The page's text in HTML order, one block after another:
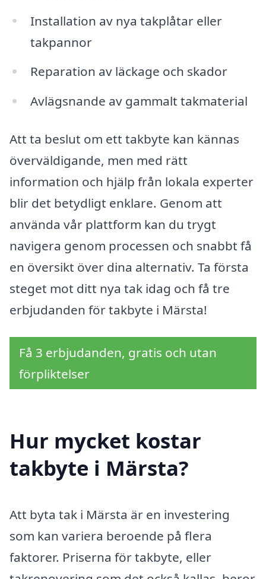
Installation av nya takplåtar eller
takpannor
Reparation av läckage och skador
Avlägsnande av gammalt takmaterial
Att ta beslut om ett takbyte kan kännas
överväldigande, men med rätt
information och hjälp från lokala experter
blir det betydligt enklare. Genom att
använda vår plattform kan du trygt
navigera genom processen och snabbt få
en översikt över dina alternativ. Ta första
steget mot ditt nya tak idag och få tre
erbjudanden för takbyte i Märsta!
Få 3 erbjudanden, gratis och utan
förpliktelser
Hur mycket kostar
takbyte i Märsta?
Att byta tak i Märsta är en investering
som kan variera beroende på flera
faktorer. Priserna för takbyte, eller